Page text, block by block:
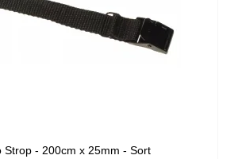
Strop - 200cm x 25mm - Sort